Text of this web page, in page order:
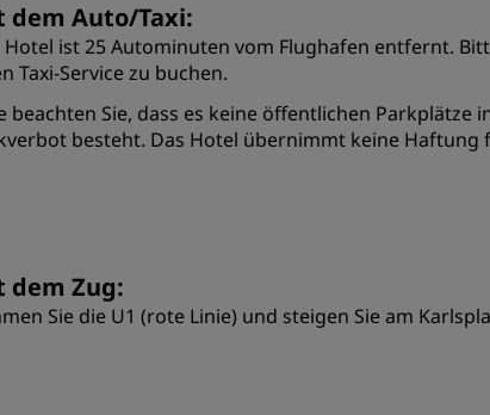
dem Auto/Taxi:
Hotel ist 25 Autominuten vom Flughafen entfernt.
Taxi-Service zu buchen.
beachten Sie, dass es keine öffentlichen Parkplätze
besteht. Das Hotel übernimmt keine Haftung
dem Zug:
Sie die U1 (rote Linie) und steigen Sie am